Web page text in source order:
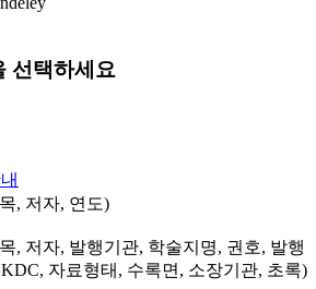
선택하세요
, 저자, 연도)
, 저자, 발행기관, 학술지명, 권호, 발행
자료형태, 수록면, 소장기관, 초록)